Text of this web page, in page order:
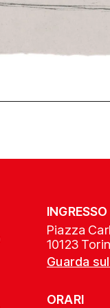
INGRESSO
Piazza
10123
Guarda
ORARI